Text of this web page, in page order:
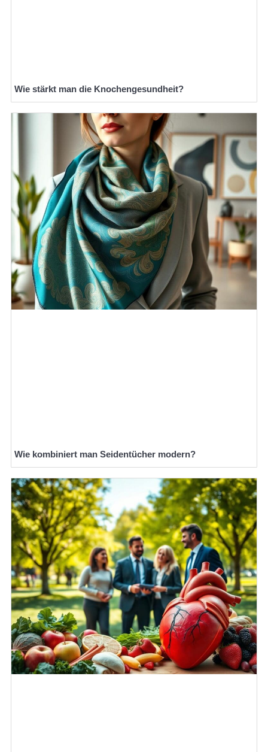
Wie stärkt man die Knochengesundheit?
Wie kombiniert man Seidentücher modern?